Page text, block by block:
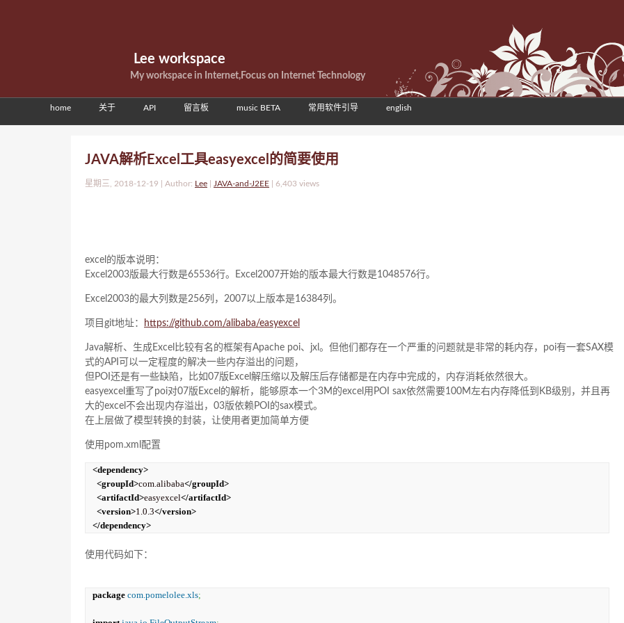
Lee workspace
My workspace in Internet,Focus on Internet Technology
home 关于 API 留言板 music BETA 常用软件引导 english
JAVA解析Excel工具easyexcel的简要使用
星期三, 2018-12-19 | Author: Lee JAVA-and-J2EE 6,403 views
excel的版本说明：
Excel2003版最大行数是65536行。Excel2007开始的版本最大行数是1048576行。
Excel2003的最大列数是256列，2007以上版本是16384列。
项目git地址： https://github.com/alibaba/easyexcel
Java解析、生成Excel比较有名的框架有Apache poi、jxl。但他们都存在一个严重的问题就是非常的耗内存，poi有一套SAX模
式的API可以一定程度的解决一些内存溢出的问题，
但POI还是有一些缺陷，比如07版Excel解压缩以及解压后存储都是在内存中完成的，内存消耗依然很大。
easyexcel重写了poi对07版Excel的解析，能够原本一个3M的excel用POI sax依然需要100M左右内存降低到KB级别，并且再
大的excel不会出现内存溢出，03版依赖POI的sax模式。
在上层做了模型转换的封装，让使用者更加简单方便
使用pom.xml配置
<dependency>
<groupId>com.alibaba</groupId>
<artifactId>easyexcel</artifactId>
<version>1.0.3</version>
</dependency>
使用代码如下：
package com.pomelolee.xls;